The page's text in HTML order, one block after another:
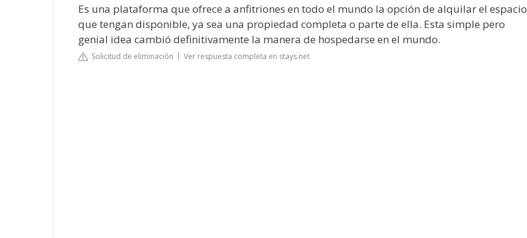
Es una plataforma que ofrece a anfitriones en todo el mundo la opción de alquilar el espacio
que tengan disponible, ya sea una propiedad completa o parte de ella. Esta simple pero
genial idea cambió definitivamente la manera de hospedarse en el mundo.
Solicitud de eliminación Ver respuesta completa en stays.net